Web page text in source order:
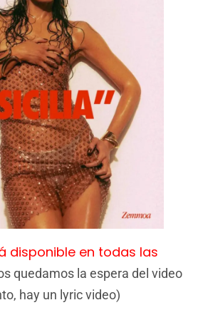
disponible en todas las
quedamos la espera del video
hay un lyric video)